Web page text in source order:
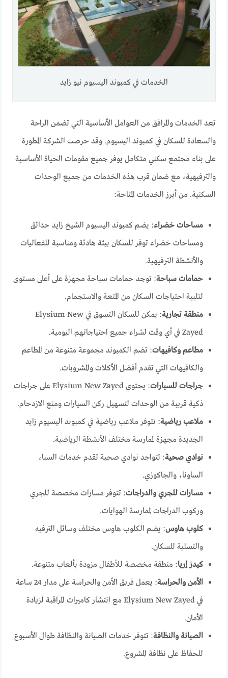
الخدمات في كمبوند اليسيوم نيو زايد
تعد الخدمات والمرافق من العوامل الأساسية التي تضمن الراحة
والسعادة للسكان في كمبوند اليسيوم. وقد حرصت الشركة المطورة
على بناء مجتمع سكني متكامل يوفر جميع مقومات الحياة الأساسية
والترفيهية، مع ضمان قرب هذه الخدمات من جميع الوحدات
السكنية. من أبرز الخدمات المتاحة:
مساحات خضراء: يضم كمبوند اليسيوم الشيخ زايد حدائق
ومساحات خضراء توفر للسكان بيئة هادئة ومناسبة للفعاليات
والأنشطة الترفيهية.
حمامات سباحة: توجد حمامات سباحة مجهزة على أعلى مستوى
لتلبية احتياجات السكان من المتعة والاستجمام.
منطقة تجارية
: يمكن للسكان التسوق في Elysium New
Zayed في أي وقت لشراء جميع احتياجاتهم اليومية.
مطاعم وكافيهات: تضم الكمبوند مجموعة متنوعة من المطاعم
والكافيهات التي تقدم أفضل الأكلات والمشروبات.
جراجات للسيارات
: يحتوي Elysium New Zayed على جراجات
ذكية قريبة من الوحدات لتسهيل ركن السيارات ومنع الازدحام.
ملاعب رياضية: تتوفر ملاعب رياضية في كمبوند اليسيوم زايد
الجديدة مجهزة لممارسة مختلف الأنشطة الرياضية.
نوادي صحية: تتواجد نوادي صحية تقدم خدمات السبا،
الساونا، والجاكوزي.
مسارات للجري والدراجات: تتوفر مسارات مخصصة للجري
وركوب الدراجات لممارسة الهوايات.
كلوب هاوس: يضم الكلوب هاوس مختلف وسائل الترفيه
والتسلية للسكان.
كيدز إريا: منطقة مخصصة للأطفال مزودة بألعاب متنوعة.
الأمن والحراسة
: يعمل فريق الأمن والحراسة على مدار 24 ساعة
في Elysium New Zayed مع انتشار كاميرات المراقبة لزيادة
الأمان.
الصيانة والنظافة: تتوفر خدمات الصيانة والنظافة طوال الأسبوع
للحفاظ على نظافة المشروع.